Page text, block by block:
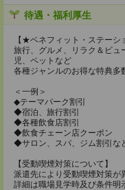
待遇・福利厚生
【★ベネフィット・ステーシ
旅行、グルメ、リラク＆ビュ
児、ペットなど
各種ジャンルのお得な特典多
＜一例＞
◆テーマパーク割引
◆宿泊、旅行割引
◆各種飲食店割引
◆飲食チェーン店クーポン
◆サロン、スパ、ジム割引な
【受動喫煙対策について】
派遣先により受動喫煙対策が
詳細は職場見学時及び条件明